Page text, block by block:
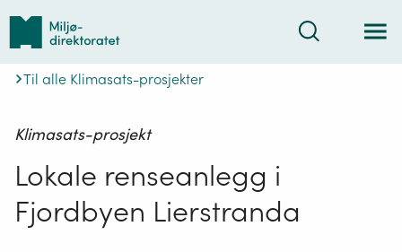
Tilbake
forsiden
Søk
Til alle Klimasats-prosjekter
Klimasats-prosjekt
Lokale renseanlegg i
Fjordbyen Lierstranda